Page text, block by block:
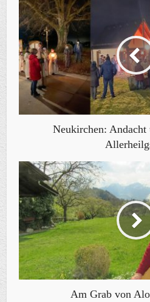
Neukirchen: Andacht
Am Grab von